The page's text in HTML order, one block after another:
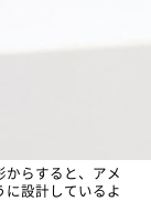
からすると、アメ
に設計しているよ